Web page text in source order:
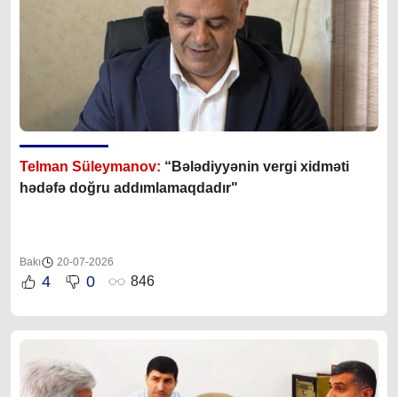
Telman Süleymanov: “Bələdiyyənin vergi xidməti
hədəfə doğru addımlamaqdadır"
Bakı 20-07-2026
4 0 846